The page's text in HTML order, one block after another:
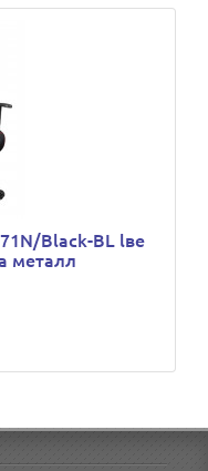
Black-BL lве
металл